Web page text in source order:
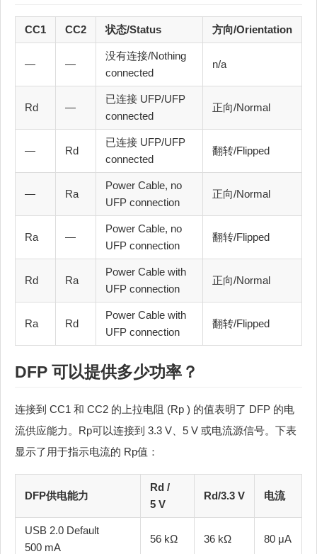
CC1 CC2 状态/Status 方向/Orientation
— —
没有连接/Nothing
connected
n/a
Rd —
已连接 UFP/UFP
connected
正向/Normal
— Rd
已连接 UFP/UFP
connected
翻转/Flipped
— Ra
Power Cable, no
UFP connection
正向/Normal
Ra —
Power Cable, no
UFP connection
翻转/Flipped
Rd Ra
Power Cable with
UFP connection
正向/Normal
Ra Rd
Power Cable with
UFP connection
翻转/Flipped
DFP 可以提供多少功率？
连接到 CC1 和 CC2 的上拉电阻 (Rp ) 的值表明了 DFP 的电
流供应能力。Rp可以连接到 3.3 V、5 V 或电流源信号。下表
显示了用于指示电流的 Rp值：
DFP供电能力
Rd /
5 V
Rd/3.3 V 电流
USB 2.0 Default
500 mA
56 kΩ 36 kΩ 80 μA